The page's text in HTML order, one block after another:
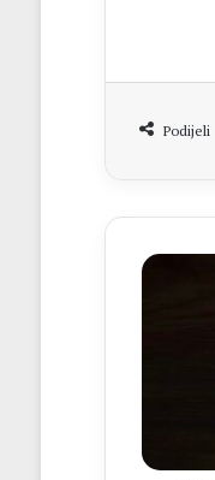
Podijeli
FUTSAL
juniorskog